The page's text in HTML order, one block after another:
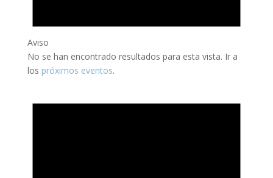
Aviso
No se han encontrado resultados para esta vista. Ir a
los próximos eventos.